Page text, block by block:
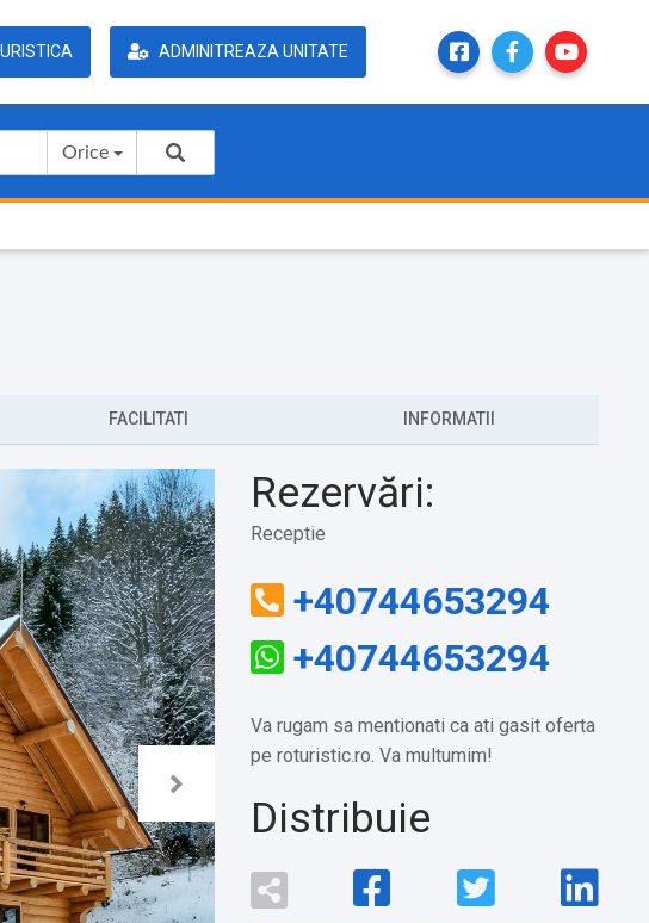
ADMINITREAZA UNITATE
Orice
FACILITATI INFORMATII
Rezervări:
Receptie
+40744653294
+40744653294
Va rugam sa mentionati ca ati gasit oferta
pe roturistic.ro. Va multumim!
Distribuie